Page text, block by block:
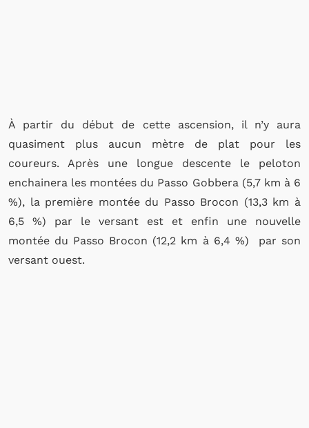
À partir du début de cette ascension, il n’y aura
quasiment plus aucun mètre de plat pour les
coureurs. Après une longue descente le peloton
enchainera les montées du Passo Gobbera (5,7 km à 6
%), la première montée du Passo Brocon (13,3 km à
6,5 %) par le versant est et enfin une nouvelle
montée du Passo Brocon (12,2 km à 6,4 %) par son
versant ouest.